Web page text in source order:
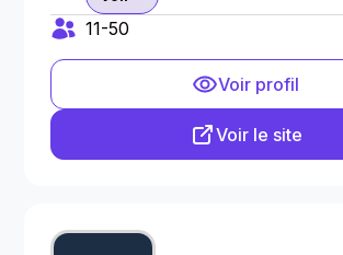
11-50
Voir profil
Voir le site